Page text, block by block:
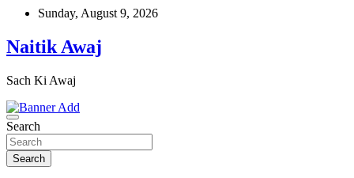
Skip
content
Sunday, August 9, 2026
Naitik Awaj
Sach Ki Awaj
Search
Search